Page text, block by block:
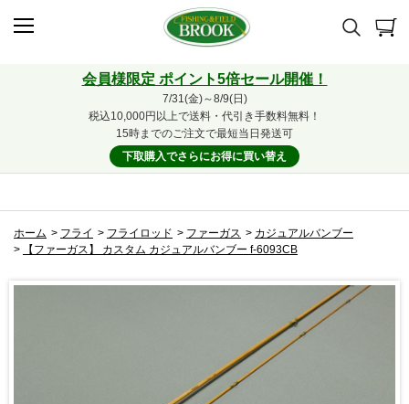
会員様限定 ポイント5倍セール開催！
7/31(金)～8/9(日)
税込10,000円以上で送料・代引き手数料無料！
15時までのご注文で最短当日発送可
下取購入でさらにお得に買い替え
ホーム > フライ > フライロッド > ファーガス > カジュアルバンブー
>
【ファーガス】 カスタム カジュアルバンブー f-6093CB